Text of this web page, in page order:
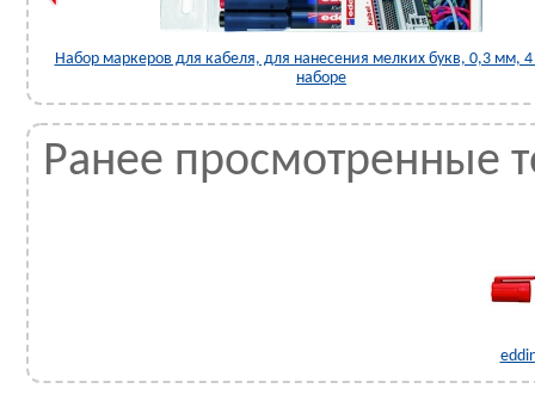
Набор маркеров для кабеля, для нанесения мелких букв, 0,3 мм, 4
наборе
Ранее просмотренные